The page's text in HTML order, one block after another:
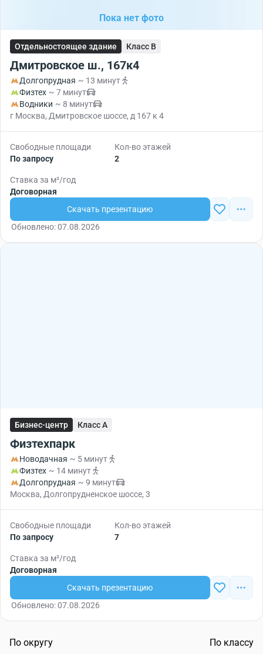
Пока нет фото
Отдельностоящее здание Класс B
Дмитровское ш., 167к4
Долгопрудная ~ 13 минут
Физтех ~ 7 минут
Водники ~ 8 минут
г Москва, Дмитровское шоссе, д 167 к 4
Свободные площади
По запросу
Кол-во этажей
2
Ставка за м²/год
Договорная
Скачать презентацию
Обновлено: 07.08.2026
Бизнес-центр Класс A
Физтехпарк
Новодачная ~ 5 минут
Физтех ~ 14 минут
Долгопрудная ~ 9 минут
Москва, Долгопрудненское шоссе, 3
Свободные площади
По запросу
Кол-во этажей
7
Ставка за м²/год
Договорная
Скачать презентацию
Обновлено: 07.08.2026
По округу
По классу